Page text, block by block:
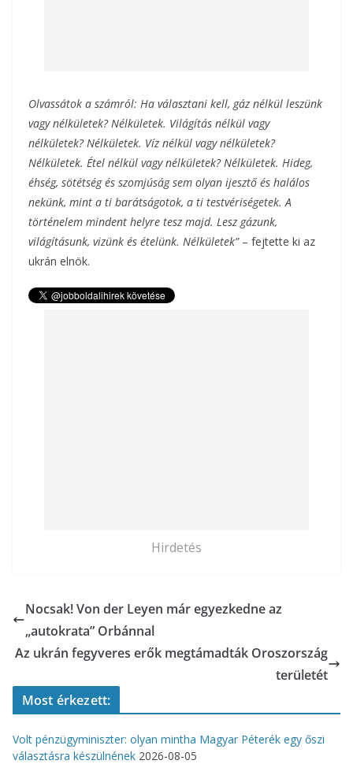
Olvassátok a számról: Ha választani kell, gáz nélkül leszünk
vagy nélkületek? Nélkületek. Világítás nélkül vagy
nélkületek? Nélkületek. Víz nélkül vagy nélkületek?
Nélkületek. Étel nélkül vagy nélkületek? Nélkületek. Hideg,
éhség, sötétség és szomjúság sem olyan ijesztő és halálos
nekünk, mint a ti barátságotok, a ti testvériségetek. A
történelem mindent helyre tesz majd. Lesz gázunk,
világításunk, vizünk és ételünk. Nélkületek”– fejtette ki az
ukrán elnök.
Hirdetés
Nocsak! Von der Leyen már egyezkedne az
„autokrata” Orbánnal
Az ukrán fegyveres erők megtámadták Oroszország
területét
Most érkezett:
Volt pénzügyminiszter: olyan mintha Magyar Péterék egy őszi
választásra készülnének 2026-08-05